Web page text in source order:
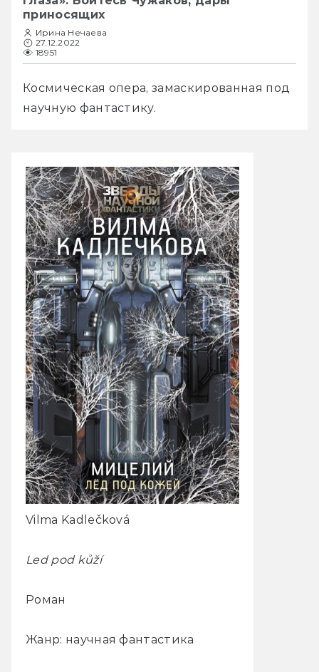
приносящих
Ирина Нечаева
27.12.2022
18951
Космическая опера, замаскированная под
научную фантастику.
Vilma Kadlečková
Led pod kůží
Роман
Жанр: научная фантастика